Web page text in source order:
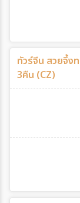
ทัวร์จีน สวยจึ้ง
3คืน (CZ)